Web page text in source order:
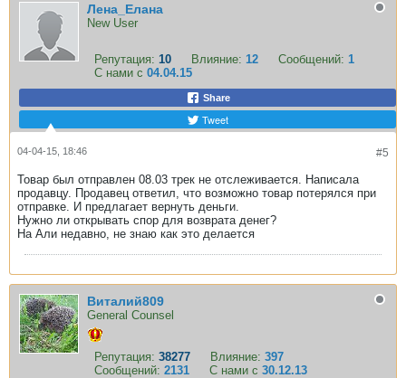
Лена_Елана
New User
Репутация: 10 Влияние: 12 Сообщений: 1
С нами с 04.04.15
Share
Tweet
#5
04-04-15, 18:46
Товар был отправлен 08.03 трек не отслеживается. Написала
продавцу. Продавец ответил, что возможно товар потерялся при
отправке. И предлагает вернуть деньги.
Нужно ли открывать спор для возврата денег?
На Али недавно, не знаю как это делается
Виталий809
General Counsel
Репутация: 38277 Влияние: 397
Сообщений: 2131 С нами с 30.12.13